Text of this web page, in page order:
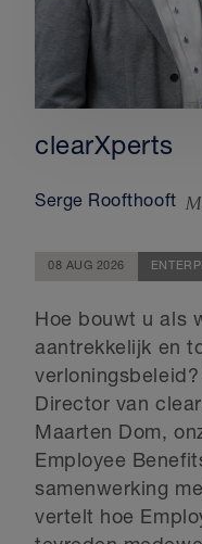
clearXperts
Serge Roofthooft
08 AUG 2026
Hoe bouwt u als
aantrekkelijk en
Director van
Maarten Dom,
Employee
samenwerking
vertelt hoe